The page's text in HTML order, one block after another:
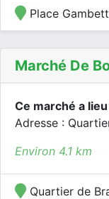
Place
Marché De
Ce marché a
Adresse :
Environ 4.1 km
Quartier de